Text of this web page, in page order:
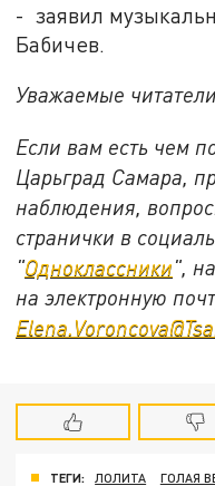
- заявил
Бабичев.
Уважаемые
Если вам есть чем
Царьград Самара,
наблюдения,
странички в
"Одноклассники",
на электронную
ТЕГИ: ЛОЛИТА ГОЛАЯ